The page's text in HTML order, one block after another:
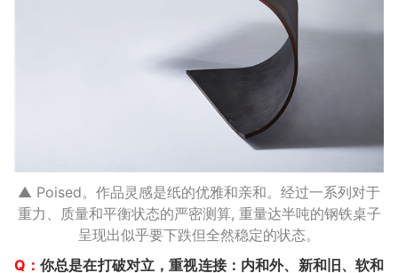
▲ Poised。作品灵感是纸的优雅和亲和。经过一系列对于
重力、质量和平衡状态的严密测算, 重量达半吨的钢铁桌子
呈现出似乎要下跌但全然稳定的状态。
Q： 你总是在打破对立，重视连接：内和外、新和旧、软和